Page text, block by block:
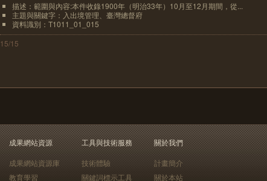
描述：範圍與內容:本件收錄1900年（明治33年）10月至12月期間，從...
主題與關鍵字：入出境管理、臺灣總督府
資料識別：T1011_01_015
15/15
成果網站資源
成果網站資源庫
教育學習
工具與技術服務
技術體驗
關鍵詞標示工具
關於我們
計畫簡介
關於本站